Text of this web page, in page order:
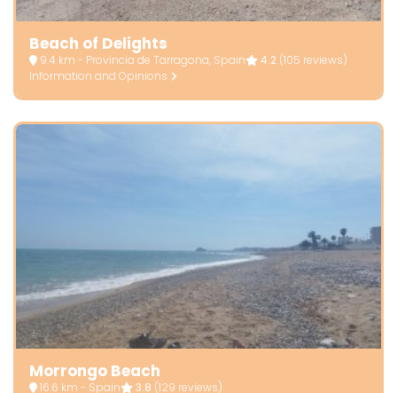
Beach of Delights
9.4 km - Provincia de Tarragona, Spain 4.2(105 reviews)
Information and Opinions
Morrongo Beach
16.6 km - Spain 3.8 (129 reviews)